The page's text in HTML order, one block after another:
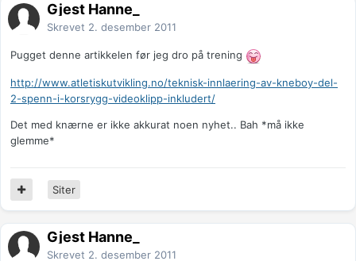
Gjest Hanne_
Skrevet 2. desember 2011
Pugget denne artikkelen før jeg dro på trening
http://www.atletiskutvikling.no/teknisk-innlaering-av-kneboy-del-
2-spenn-i-korsrygg-videoklipp-inkludert/
Det med knærne er ikke akkurat noen nyhet.. Bah *må ikke
glemme*
Siter
Gjest Hanne_
Skrevet 2. desember 2011